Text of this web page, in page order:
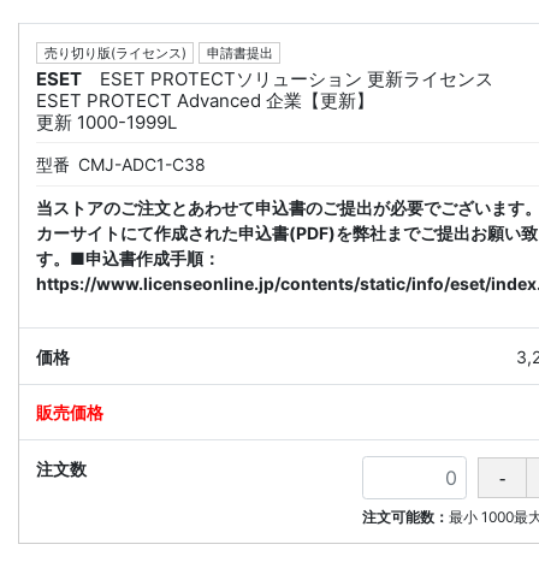
売り切り版(ライセンス) 申請書提出
ESET
ESET PROTECTソリューション 更新ライセンス
ESET PROTECT Advanced 企業【更新】
更新 1000-1999L
型番 CMJ-ADC1-C38
当ストアのご注文とあわせて申込書のご提出が必要でございます
カーサイトにて作成された申込書(PDF)を弊社までご提出お願い
す。■申込書作成手順：
https://www.licenseonline.jp/contents/static/info/eset/
注文可能数： 最小 1000最